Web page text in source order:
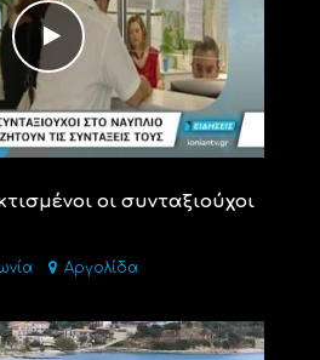
οι συνταξιούχοι
Αργολίδα